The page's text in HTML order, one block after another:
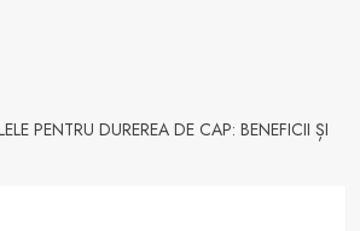
PENTRU DUREREA DE CAP: BENEFICII ȘI